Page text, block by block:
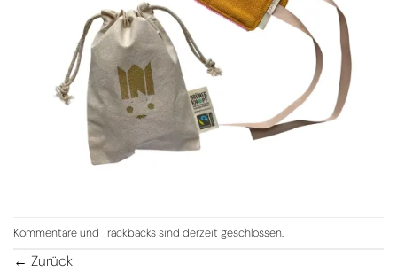
Kommentare und Trackbacks sind derzeit geschlossen.
← Zurück